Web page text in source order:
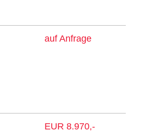
auf Anfrage
EUR 8.970,-